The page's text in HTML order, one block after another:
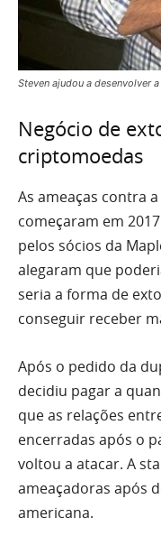
Steven ajudou a desenvolver
Negócio de
criptomoedas
As ameaças contra
começaram em
pelos sócios da
alegaram que
seria a forma de
conseguir receber
Após o pedido da
decidiu pagar a
que as relações
encerradas após o
voltou a atacar. A
ameaçadoras após
americana.